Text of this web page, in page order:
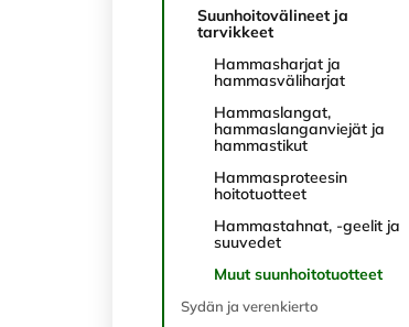
Suunhoitovälineet ja
tarvikkeet
Hammasharjat ja
hammasväliharjat
Hammaslangat,
hammaslanganviejät ja
hammastikut
Hammasproteesin
hoitotuotteet
Hammastahnat, -geelit ja
suuvedet
Muut suunhoitotuotteet
Sydän ja verenkierto